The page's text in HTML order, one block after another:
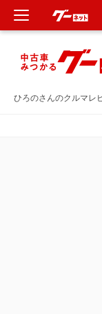
ひろのさんのクルマレ
新車
中古車